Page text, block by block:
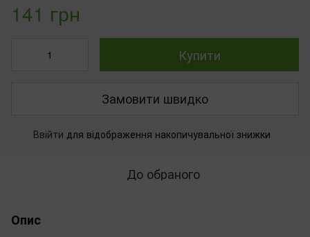
141 грн
Купити
Замовити швидко
Ввійти для відображення накопичувальної знижки
До обраного
Опис